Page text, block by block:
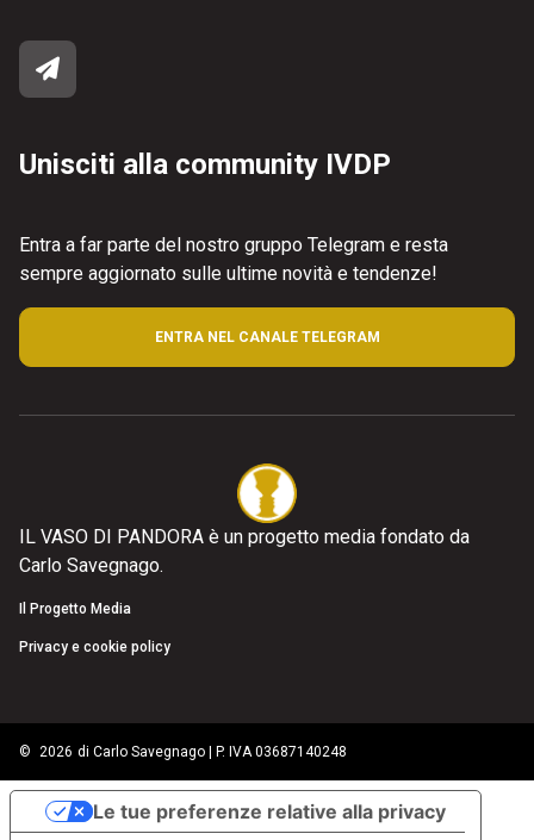
Unisciti alla community IVDP
Entra a far parte del nostro gruppo Telegram e resta
sempre aggiornato sulle ultime novità e tendenze!
ENTRA NEL CANALE TELEGRAM
IL VASO DI PANDORA è un progetto media fondato da
Carlo Savegnago.
Il Progetto Media
Privacy e cookie policy
© 2026 di Carlo Savegnago | P. IVA 03687140248
Le tue preferenze relative alla privacy